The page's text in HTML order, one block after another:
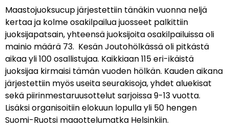
Maastojuoksucup järjestettiin tänäkin vuonna neljä
kertaa ja kolme osakilpailua juosseet palkittiin
juoksijapatsain, yhteensä juoksijoita osakilpailuissa oli
mainio määrä 73. Kesän Joutohölkässä oli pitkästä
aikaa yli 100 osallistujaa. Kaikkiaan 115 eri-ikäistä
juoksijaa kirmaisi tämän vuoden hölkän. Kauden aikana
järjestettiin myös useita seurakisoja, yhdet aluekisat
sekä piirinmestaruusottelut sarjoissa 9-13 vuotta.
Lisäksi organisoitiin elokuun lopulla yli 50 hengen
Suomi-Ruotsi maaottelumatka Helsinkiin.